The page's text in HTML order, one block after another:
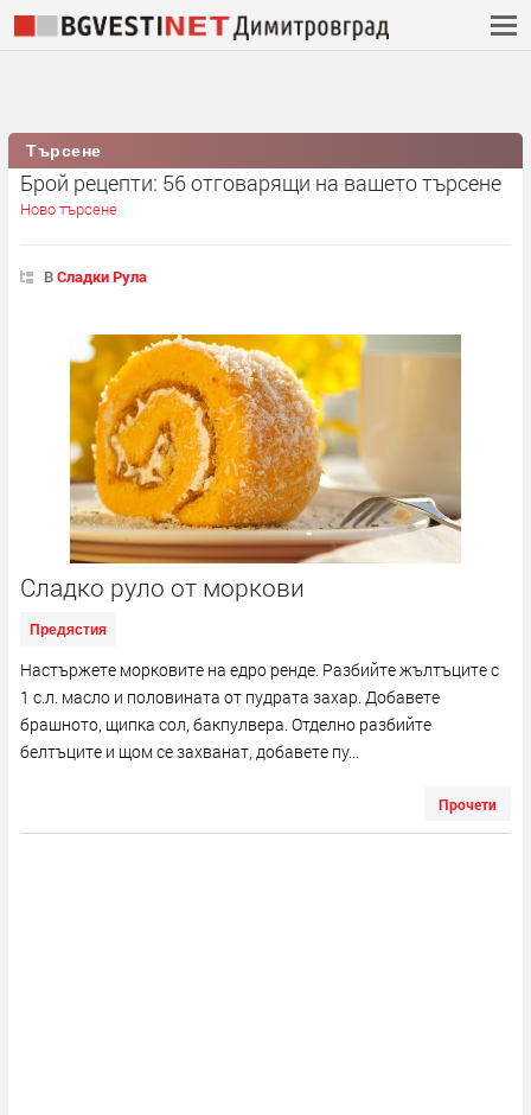
Търсене
Брой рецепти: 56 отговарящи на вашето търсене
Ново търсене
ВСладки Рула
Сладко руло от моркови
Предястия
Настържете морковите на едро ренде. Разбийте жълтъците с
1 с.л. масло и половината от пудрата захар. Добавете
брашното, щипка сол, бакпулвера. Отделно разбийте
белтъците и щом се захванат, добавете пу...
Прочети